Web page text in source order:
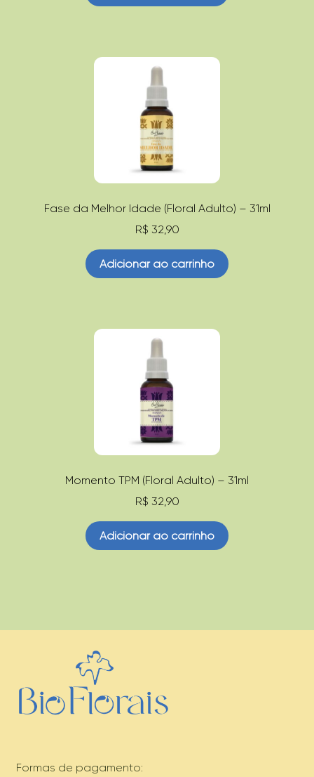
Fase da Melhor Idade (Floral Adulto) – 31ml
R$ 32,90
Adicionar ao carrinho
Momento TPM (Floral Adulto) – 31ml
R$ 32,90
Adicionar ao carrinho
Formas de pagamento: